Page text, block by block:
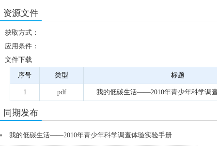
资源文件
获取方式：
应用条件：
文件下载
序号 类型 标题
1 pdf 我的低碳生活——2010年青少年科学调
同期发布
我的低碳生活——2010年青少年科学调查体验实验手册